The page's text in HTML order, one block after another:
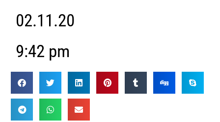
02.11.20
9:42 pm